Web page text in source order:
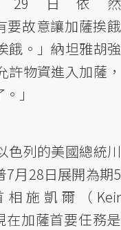
要故意讓加薩挨餓
餓。」納坦雅胡強
物資進入加薩，
」
色列的美國總統川
7月28日展開為期5
施凱爾（Keir
在加薩首要任務是